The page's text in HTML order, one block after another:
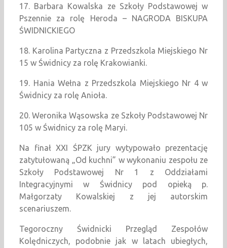
17. Barbara Kowalska ze Szkoły Podstawowej w
Pszennie za rolę Heroda – NAGRODA BISKUPA
ŚWIDNICKIEGO
18. Karolina Partyczna z Przedszkola Miejskiego Nr
15 w Świdnicy za rolę Krakowianki.
19. Hania Wełna z Przedszkola Miejskiego Nr 4 w
Świdnicy za rolę Anioła.
20. Weronika Wąsowska ze Szkoły Podstawowej Nr
105 w Świdnicy za rolę Maryi.
Na finał XXI ŚPZK jury wytypowało prezentację
zatytułowaną „Od kuchni” w wykonaniu zespołu ze
Szkoły Podstawowej Nr 1 z Oddziałami
Integracyjnymi w Świdnicy pod opieką p.
Małgorzaty Kowalskiej z jej autorskim
scenariuszem.
Tegoroczny Świdnicki Przegląd Zespołów
Kolędniczych, podobnie jak w latach ubiegłych,